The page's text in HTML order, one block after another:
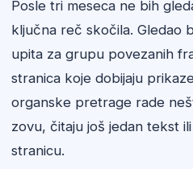
Posle tri meseca ne bih
ključna reč skočila. Gledao
upita za grupu povezanih
stranica koje dobijaju
organske pretrage rade
zovu, čitaju još jedan tekst
stranicu.